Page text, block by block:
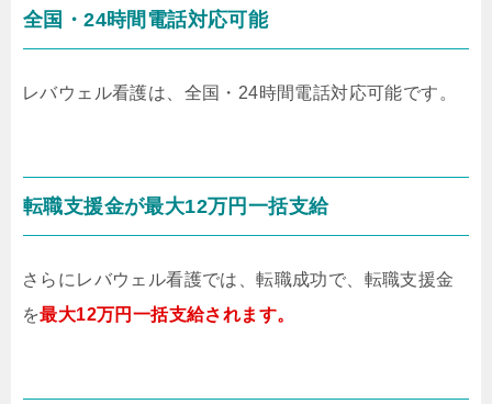
全国・24時間電話対応可能
レバウェル看護は、全国・24時間電話対応可能です。
転職支援金が最大12万円一括支給
さらにレバウェル看護では、転職成功で、転職支援金
を最大12万円一括支給されます。